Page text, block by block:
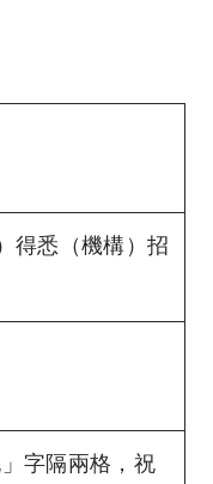
得悉（機構）招
字隔兩格，祝